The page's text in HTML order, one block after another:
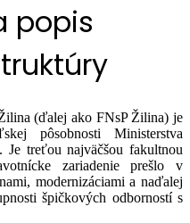
popis
(ďalej ako FNsP Žilina) je
pôsobnosti Ministerstva
Je treťou najväčšou fakultnou
zariadenie prešlo v
modernizáciami a naďalej
špičkových odborností s